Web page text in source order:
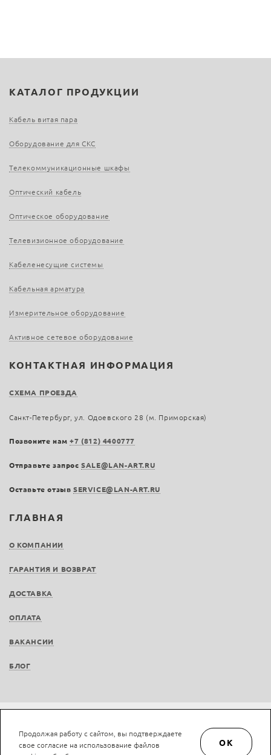
ГЛАВНАЯ
О КОМПАНИИ
ГАРАНТИЯ И ВОЗВРАТ
ДОСТАВКА
ОПЛАТА
ВАКАНСИИ
БЛОГ
КАТАЛОГ ПРОДУКЦИИ
Кабель витая пара
Оборудование для СКС
Телекоммуникационные шкафы
Оптический кабель
Оптическое оборудование
Телевизионное оборудование
Кабеленесущие системы
Кабельная арматура
Измерительное оборудование
Активное сетевое оборудование
КОНТАКТНАЯ ИНФОРМАЦИЯ
СХЕМА ПРОЕЗДА
Санкт-Петербург, ул. Одоевского 28 (м. Приморская)
Позвоните нам+7 (812) 4400777
Отправьте запросSALE@LAN-ART.RU
Оставьте отзыв SERVICE@LAN-ART.RU
Не является публичной офертой © LAN-art.ru, 2013—2026. Все права защищены.
Политика конфиденциальности.
Положение об обработке и защите персональных
данных.
Продолжая работу с сайтом, вы подтверждаете
свое согласие на использование файлов
OK